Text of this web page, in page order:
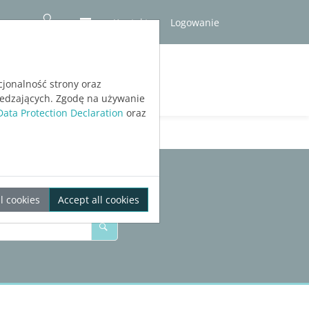
Kontakt Logowanie
strony oraz
Zgodę na używanie
Protection Declaration oraz
cookies Accept all cookies